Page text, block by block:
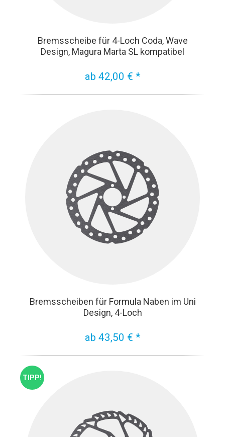
Bremsscheibe für 4-Loch Coda, Wave
Design, Magura Marta SL kompatibel
ab 42,00 € *
Bremsscheiben für Formula Naben im Uni
Design, 4-Loch
ab 43,50 € *
TIPP!